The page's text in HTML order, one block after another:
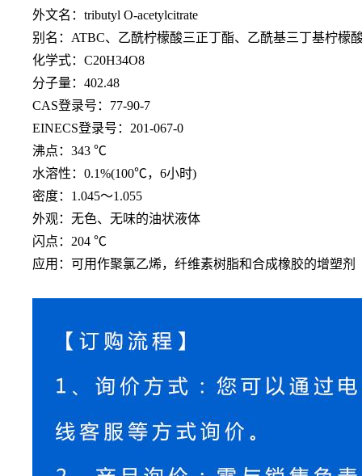
外文名： tributyl O-acetylcitrate
别名： ATBC、乙酰柠檬酸三正丁酯、乙酰基三丁基柠檬
化学式： C20H34O8
分子量： 402.48
CAS登录号：77-90-7
EINECS登录号：201-067-0
沸点： 343 ℃
水溶性： 0.1%(100℃，6小时)
密度： 1.045～1.055
外观：无色、无味的油状液体
闪点： 204 ℃
应用：可用作聚氯乙烯，纤维素树脂和合成橡胶的增塑剂